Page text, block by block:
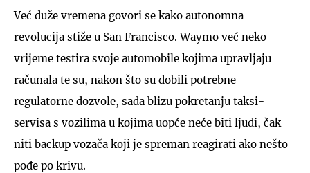
Već duže vremena govori se kako autonomna
revolucija stiže u San Francisco. Waymo već neko
vrijeme testira svoje automobile kojima upravljaju
računala te su, nakon što su dobili potrebne
regulatorne dozvole, sada blizu pokretanju taksi-
servisa s vozilima u kojima uopće neće biti ljudi, čak
niti backup vozača koji je spreman reagirati ako nešto
pođe po krivu.